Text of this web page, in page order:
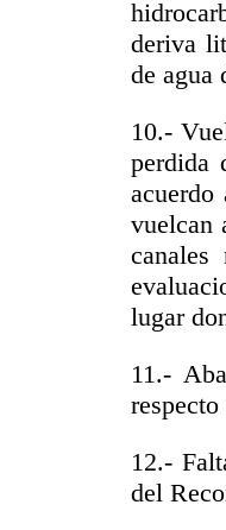
deriva
de agua
10.-
perdida
vuelcan
canales
lugar
11.-
12.-
del